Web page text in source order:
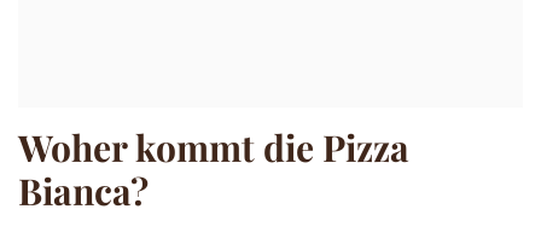
Woher kommt die Pizza
Bianca?